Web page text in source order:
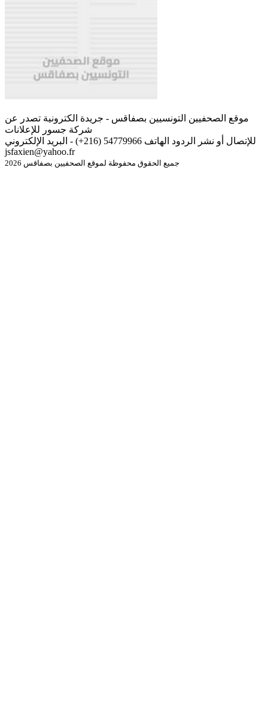
موقع الصحفيين التونسيين بصفاقس - جريدة الكترونية تصدر عن
شركة جسور للإعلانات
للإتصال أو نشر الردود الهاتف 54779966 (216+) - البريد الإلكتروني
jsfaxien@yahoo.fr
جميع الحقوق محفوظة لموقع الصحفيين بصفاقس 2026